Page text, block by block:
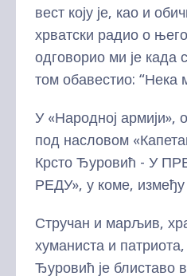
вест коју је, као и
хрватски радио о
одговорио ми је када
том обавестио: “Нека
У «Народној армији»,
под насловом
Крсто Ђуровић - У
РЕДУ», у коме, између
Стручан и марљив,
хуманиста и
Ђуровић је блиставо